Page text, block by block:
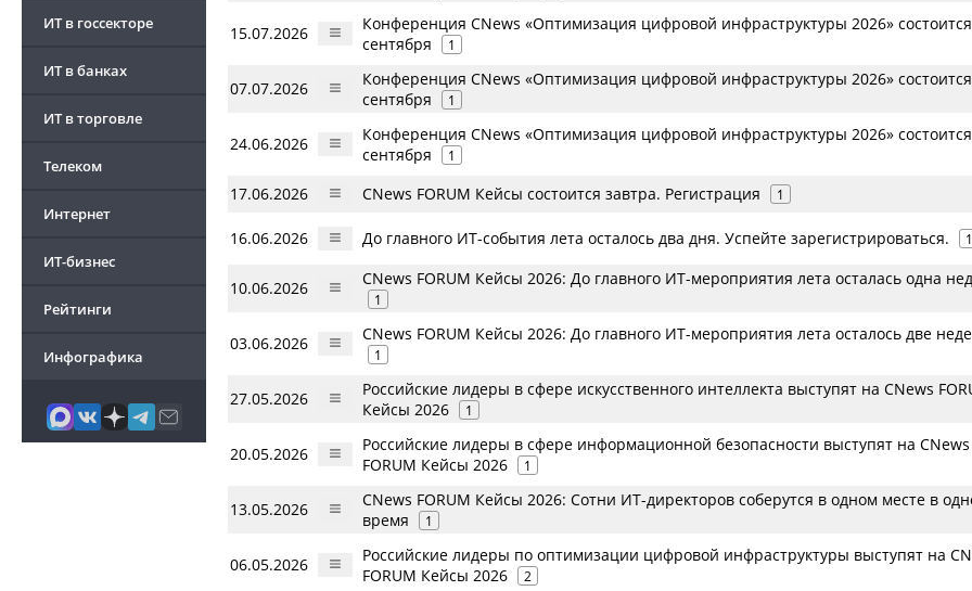
ИТ в госсекторе
ИТ в банках
ИТ в торговле
Телеком
Интернет
ИТ-бизнес
Рейтинги
Инфографика
15.07.2026
Конференция CNews «Оптимизация цифровой инфраструктуры 2026»
сентября
1
07.07.2026
Конференция CNews «Оптимизация цифровой инфраструктуры 2026»
сентября
1
24.06.2026
Конференция CNews «Оптимизация цифровой инфраструктуры 2026»
сентября
1
17.06.2026 CNews FORUM Кейсы состоится завтра. Регистрация 1
16.06.2026 До главного ИТ-события лета осталось два дня. Успейте зарегистрироваться. 1
10.06.2026 CNews FORUM Кейсы 2026: До главного ИТ-мероприятия лета осталась одна
1
03.06.2026 CNews FORUM Кейсы 2026: До главного ИТ-мероприятия лета осталось две
1
27.05.2026
Российские лидеры в сфере искусственного интеллекта выступят на CNews
Кейсы 2026
1
20.05.2026
Российские лидеры в сфере информационной безопасности выступят на CNews
FORUM Кейсы 2026
1
13.05.2026
CNews FORUM Кейсы 2026: Сотни ИТ-директоров соберутся в одном месте в
время
1
06.05.2026
Российские лидеры по оптимизации цифровой инфраструктуры выступят на
FORUM Кейсы 2026
2